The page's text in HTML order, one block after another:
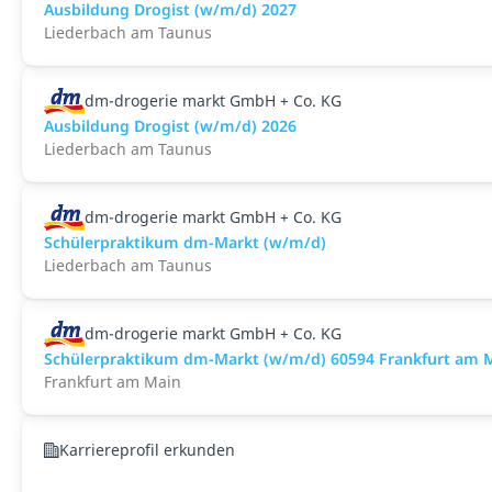
Ausbildung Drogist (w/m/d) 2027
Liederbach am Taunus
dm-drogerie markt GmbH + Co. KG
Ausbildung Drogist (w/m/d) 2026
Liederbach am Taunus
dm-drogerie markt GmbH + Co. KG
Schülerpraktikum dm-Markt (w/m/d)
Liederbach am Taunus
dm-drogerie markt GmbH + Co. KG
Schülerpraktikum dm-Markt (w/m/d) 60594 Frankfurt am
Frankfurt am Main
Karriereprofil erkunden